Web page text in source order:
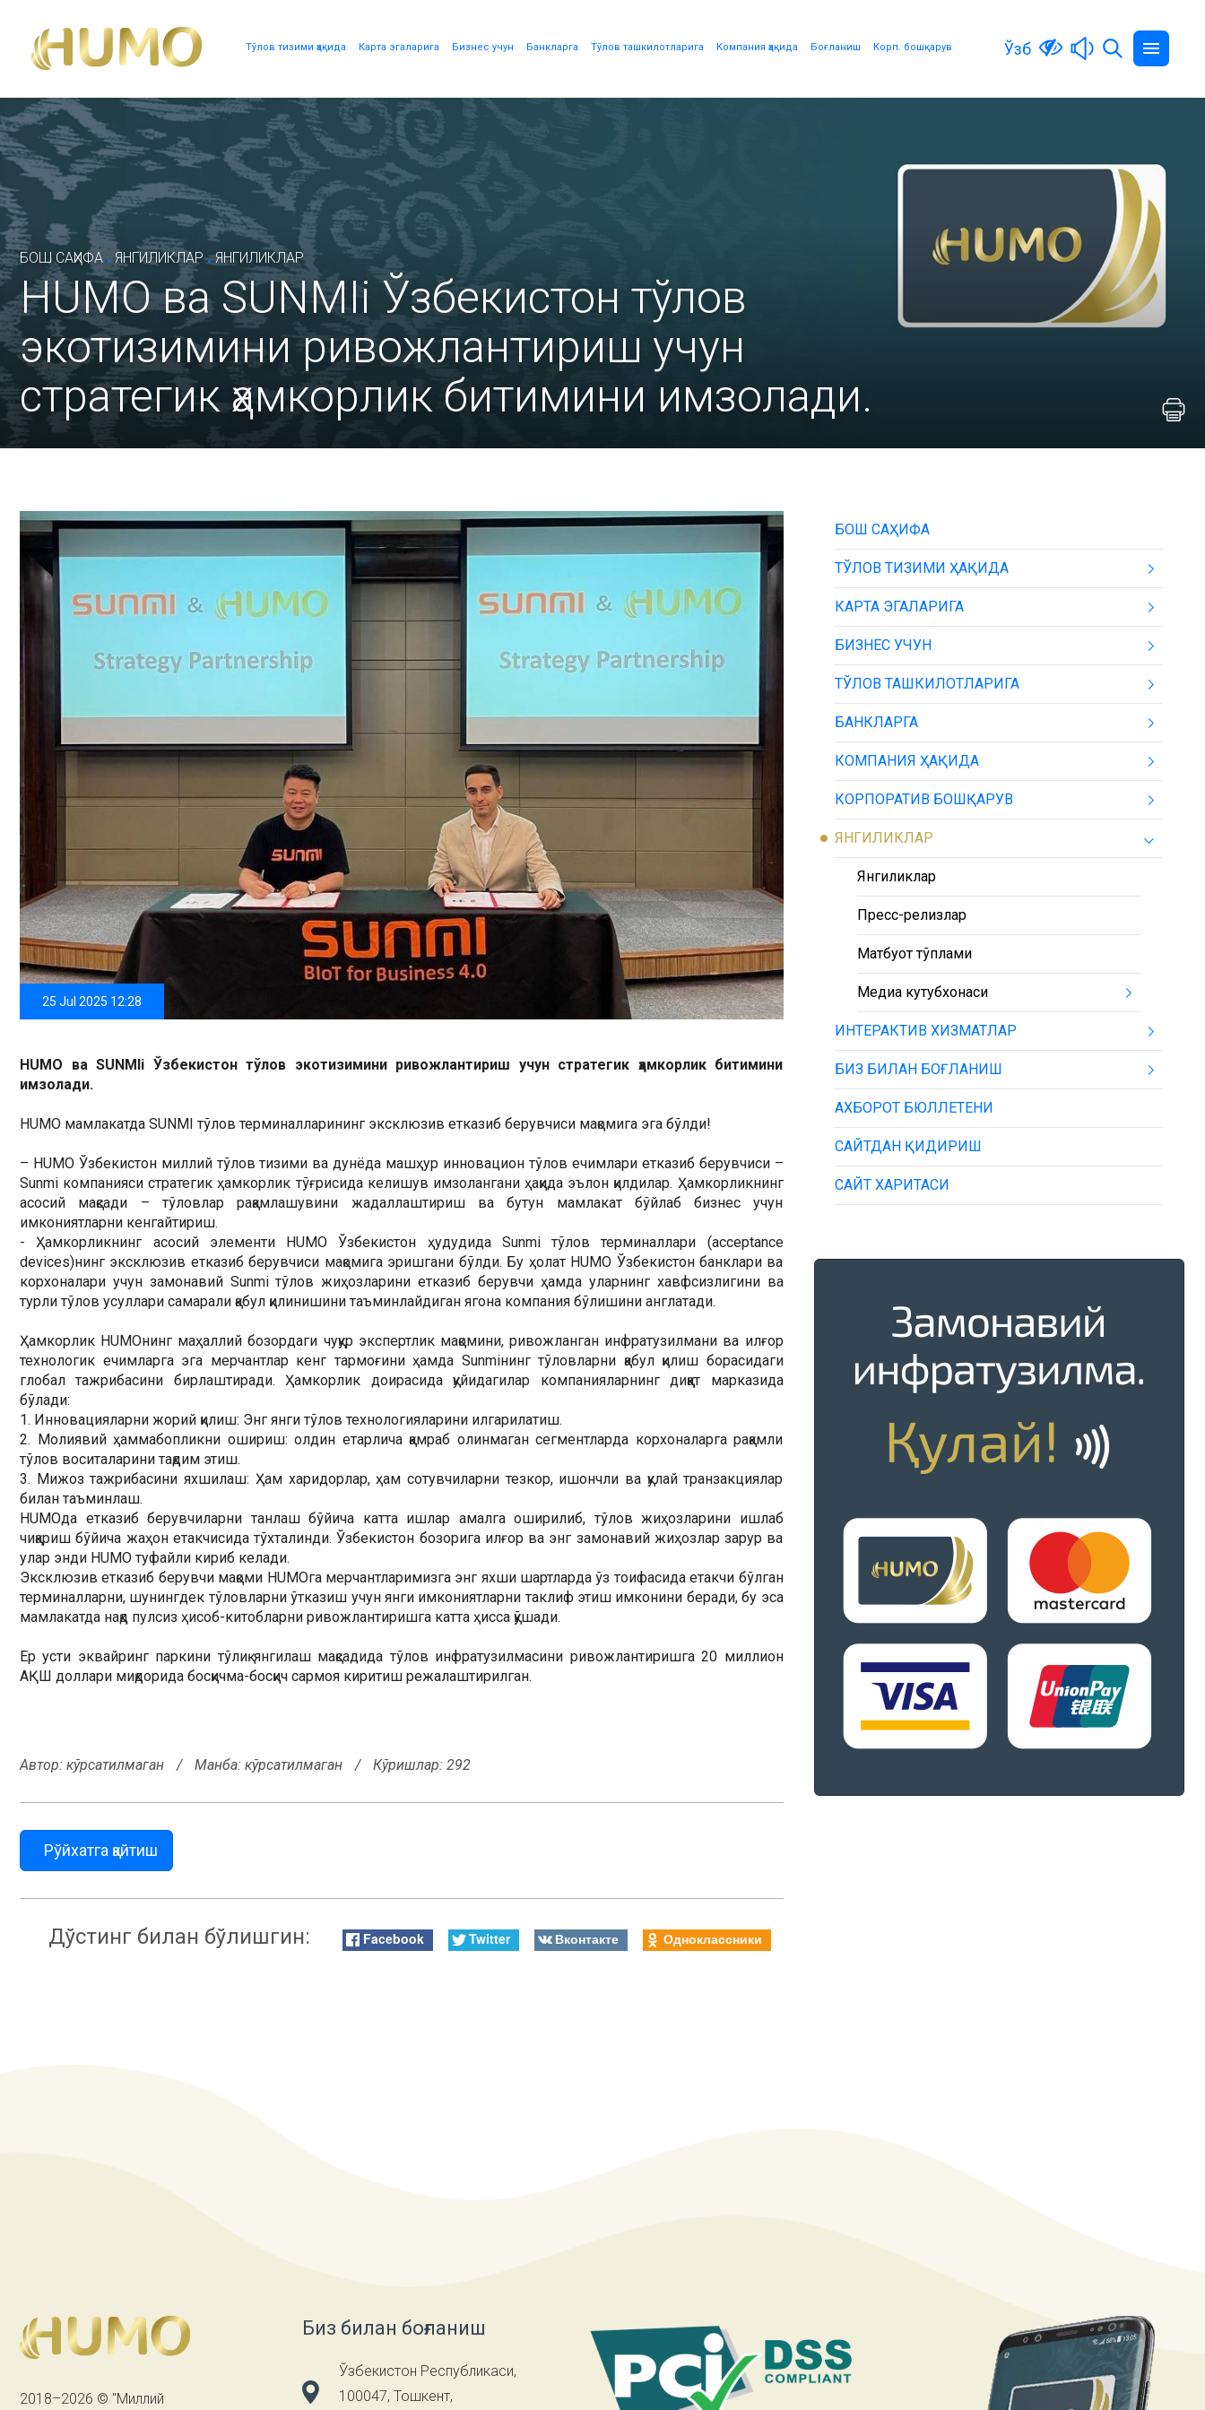
Тўлов тизими ҳақида Карта эгаларига Бизнес учун Банкларга Тўлов ташкилотларига Компания ҳақида Боғланиш Корп. бошқарув Ўзб
БОШ САҲИФА . ЯНГИЛИКЛАР .ЯНГИЛИКЛАР
HUMO ва SUNMIi Ўзбекистон тўлов
экотизимини ривожлантириш учун
стратегик ҳамкорлик битимини имзолади.
25 Jul 2025 12:28
HUMO ва SUNMIi Ўзбекистон тўлов экотизимини ривожлантириш учун стратегик ҳамкорлик битимини
имзолади.
HUMO мамлакатда SUNMI тўлов терминалларининг эксклюзив етказиб берувчиси мақомига эга бўлди!
– HUMO Ўзбекистон миллий тўлов тизими ва дунёда машҳур инновацион тўлов ечимлари етказиб берувчиси –
Sunmi компанияси стратегик ҳамкорлик тўғрисида келишув имзолангани ҳақида эълон қилдилар. Ҳамкорликнинг
асосий мақсади – тўловлар рақамлашувини жадаллаштириш ва бутун мамлакат бўйлаб бизнес учун
имкониятларни кенгайтириш.
- Ҳамкорликнинг асосий элементи HUMO Ўзбекистон ҳудудида Sunmi тўлов терминаллари (acceptance
devices)нинг эксклюзив етказиб берувчиси мақомига эришгани бўлди. Бу ҳолат HUMO Ўзбекистон банклари ва
корхоналари учун замонавий Sunmi тўлов жиҳозларини етказиб берувчи ҳамда уларнинг хавфсизлигини ва
турли тўлов усуллари самарали қабул қилинишини таъминлайдиган ягона компания бўлишини англатади.
Ҳамкорлик HUMOнинг маҳаллий бозордаги чуқур экспертлик мақомини, ривожланган инфратузилмани ва илғор
технологик ечимларга эга мерчантлар кенг тармоғини ҳамда Sunmiнинг тўловларни қабул қилиш борасидаги
глобал тажрибасини бирлаштиради. Ҳамкорлик доирасида қуйидагилар компанияларнинг диққат марказида
бўлади:
1. Инновацияларни жорий қилиш: Энг янги тўлов технологияларини илгарилатиш.
2. Молиявий ҳаммабопликни ошириш: олдин етарлича қамраб олинмаган сегментларда корхоналарга рақамли
тўлов воситаларини тақдим этиш.
3. Мижоз тажрибасини яхшилаш: Ҳам харидорлар, ҳам сотувчиларни тезкор, ишончли ва қулай транзакциялар
билан таъминлаш.
HUMOда етказиб берувчиларни танлаш бўйича катта ишлар амалга оширилиб, тўлов жиҳозларини ишлаб
чиқариш бўйича жаҳон етакчисида тўхталинди. Ўзбекистон бозорига илғор ва энг замонавий жиҳозлар зарур ва
улар энди HUMO туфайли кириб келади.
Эксклюзив етказиб берувчи мақоми HUMOга мерчантларимизга энг яхши шартларда ўз тоифасида етакчи бўлган
терминалларни, шунингдек тўловларни ўтказиш учун янги имкониятларни таклиф этиш имконини беради, бу эса
мамлакатда нақд пулсиз ҳисоб-китобларни ривожлантиришга катта ҳисса қўшади.
Ер усти эквайринг паркини тўлиқ янгилаш мақсадида тўлов инфратузилмасини ривожлантиришга 20 миллион
АҚШ доллари миқдорида босқичма-босқич сармоя киритиш режалаштирилган.
Автор: кўрсатилмаган / Манба: кўрсатилмаган / Кўришлар: 292
Рўйхатга қайтиш
Дўстинг билан бўлишгин: Facebook Twitter Вконтакте Одноклассники
БОШ САҲИФА
ТЎЛОВ ТИЗИМИ ҲАҚИДА
КАРТА ЭГАЛАРИГА
БИЗНЕС УЧУН
ТЎЛОВ ТАШКИЛОТЛАРИГА
БАНКЛАРГА
КОМПАНИЯ ҲАҚИДА
КОРПОРАТИВ БОШҚАРУВ
ЯНГИЛИКЛАР
Янгиликлар
Пресс-релизлар
Матбуот тўплами
Медиа кутубхонаси
ИНТЕРАКТИВ ХИЗМАТЛАР
БИЗ БИЛАН БОҒЛАНИШ
АХБОРОТ БЮЛЛЕТЕНИ
САЙТДАН ҚИДИРИШ
САЙТ ХАРИТАСИ
2018–2026 © "Миллий
Биз билан боғланиш
Ўзбекистон Республикаси,
100047, Тошкент,